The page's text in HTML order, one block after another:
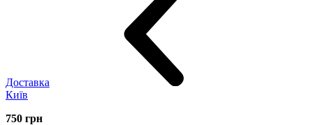
Доставка
Київ
750 грн